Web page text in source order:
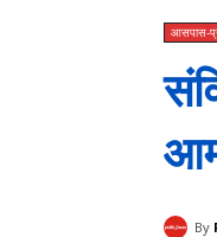
आसपास-
By